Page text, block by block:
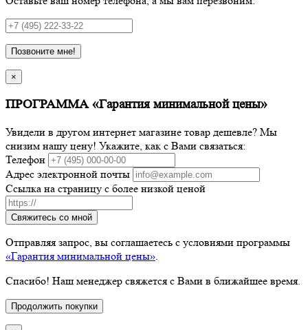
Позвоните мне!
×
ПРОГРАММА «Гарантия минимальной цены»
Увидели в другом интернет магазине товар дешевле? Мы
снизим нашу цену! Укажите, как с Вами связаться:
Телефон
Адрес электронной почты
Ссылка на страницу с более низкой ценой
Свяжитесь со мной
Отправляя запрос, вы соглашаетесь с условиями программы
«Гарантия минимальной цены»
Спасибо! Наш менеджер свяжется с Вами в ближайшее время.
Продолжить покупки